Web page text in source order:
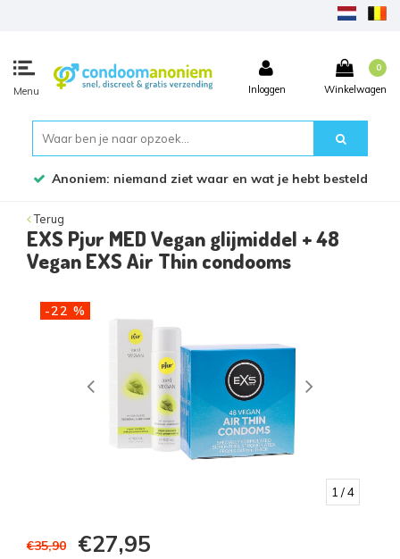
Menu Inloggen
0
Winkelwagen
Bestel voor 17:45 uur, dezelfde werkdag verzonden!
Terug
EXS Pjur MED Vegan glijmiddel + 48
Vegan EXS Air Thin condooms
-22 %
1 / 4
€35,90 €27,95